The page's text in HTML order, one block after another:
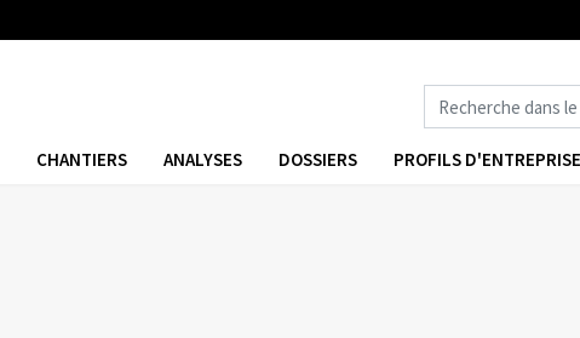
CHANTIERS ANALYSES DOSSIERS PROFILS